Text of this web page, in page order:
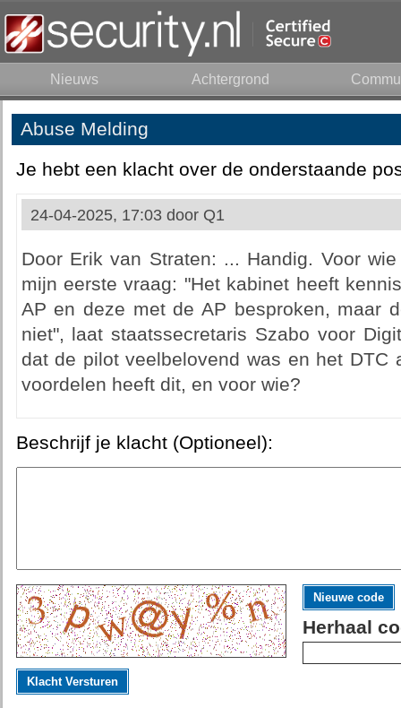
Nieuws Achtergrond
Abuse Melding
Je hebt een klacht over de onderstaande
24-04-2025, 17:03 door Q1
Door Erik van Straten: ... Handig. Voor
mijn eerste vraag: "Het kabinet heeft
AP en deze met de AP besproken, maar
niet", laat staatssecretaris Szabo voor
dat de pilot veelbelovend was en het DTC
voordelen heeft dit, en voor wie?
Beschrijf je klacht (Optioneel):
Nieuwe code
Herhaal
Klacht Versturen